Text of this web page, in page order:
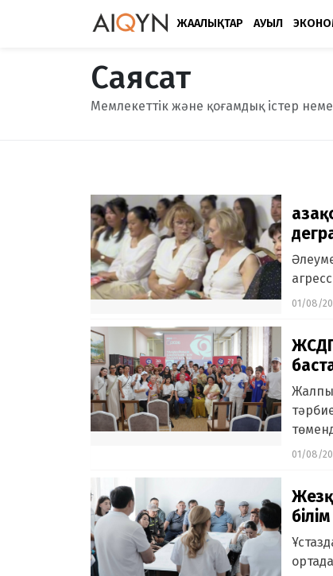
ЖАҢАЛЫҚТАР АУЫЛ
Саясат
Мемлекеттік және қоғамдық істер
01/08/
01/08/